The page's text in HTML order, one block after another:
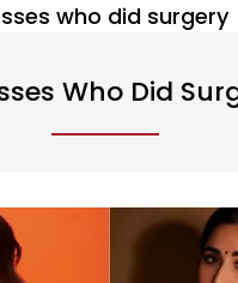
who did surgery
Who Did